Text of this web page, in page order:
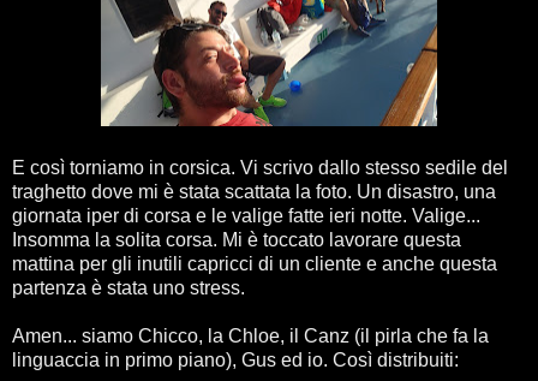
E così torniamo in corsica. Vi scrivo dallo stesso sedile del
traghetto dove mi è stata scattata la foto. Un disastro, una
giornata iper di corsa e le valige fatte ieri notte. Valige...
Insomma la solita corsa. Mi è toccato lavorare questa
mattina per gli inutili capricci di un cliente e anche questa
partenza è stata uno stress.
Amen... siamo Chicco, la Chloe, il Canz (il pirla che fa la
linguaccia in primo piano), Gus ed io. Così distribuiti: